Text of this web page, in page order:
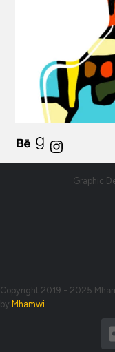
Graphic
Copyright 2019 - 2025
by Mhamwi